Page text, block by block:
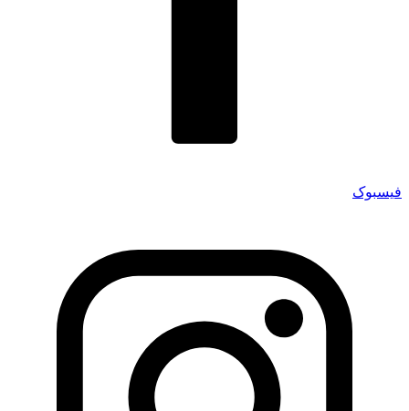
فیسبوک